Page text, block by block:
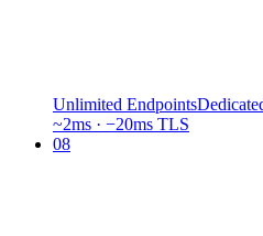
Unlimited Endpoints
~2ms · −20ms TLS
08